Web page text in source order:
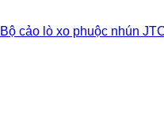
Bộ cảo lò xo phuộc nhún